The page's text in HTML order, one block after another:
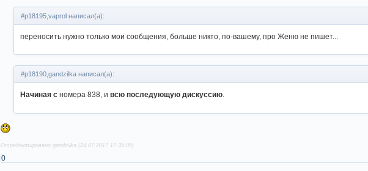
#p18195,vaprol написал(а):
переносить нужно только мои сообщения, больше никто, по-вашему, про Женю не пишет...
#p18190,gandzilka написал(а):
Начиная с номера 838, ивсю последующую дискуссию
Отредактировано gandzilka (24.07.2017 17:35:05)
0